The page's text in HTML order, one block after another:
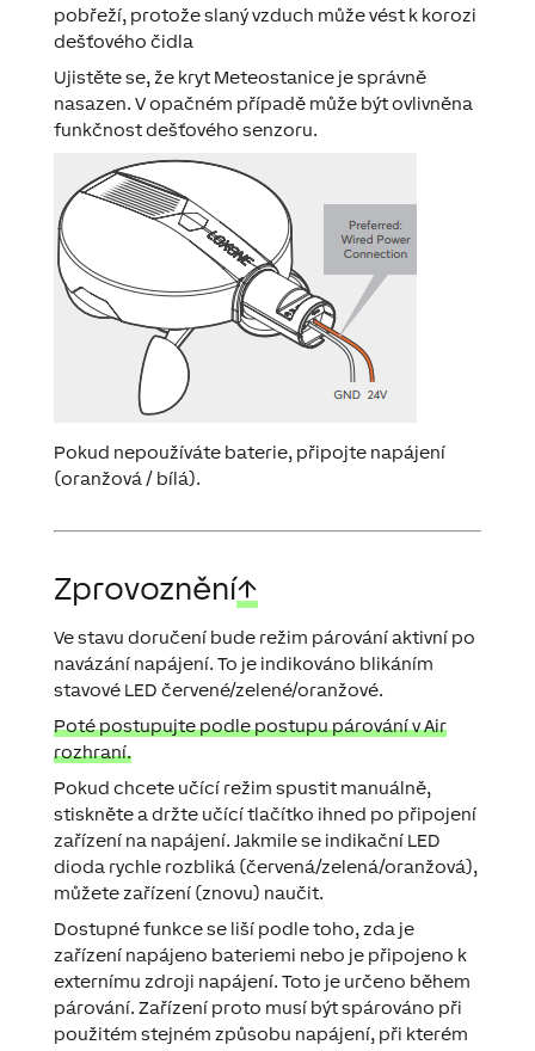
pobřeží, protože slaný vzduch může vést k korozi
dešťového čidla
Ujistěte se, že kryt Meteostanice je správně
nasazen. V opačném případě může být ovlivněna
funkčnost dešťového senzoru.
Pokud nepoužíváte baterie, připojte napájení
(oranžová / bílá).
Zprovoznění↑
Ve stavu doručení bude režim párování aktivní po
navázání napájení. To je indikováno blikáním
stavové LED červené/zelené/oranžové.
Poté postupujte podle postupu párování v Air
rozhraní.
Pokud chcete učící režim spustit manuálně,
stiskněte a držte učící tlačítko ihned po připojení
zařízení na napájení. Jakmile se indikační LED
dioda rychle rozbliká (červená/zelená/oranžová),
můžete zařízení (znovu) naučit.
Dostupné funkce se liší podle toho, zda je
zařízení napájeno bateriemi nebo je připojeno k
externímu zdroji napájení. Toto je určeno během
párování. Zařízení proto musí být spárováno při
použitém stejném způsobu napájení, při kterém